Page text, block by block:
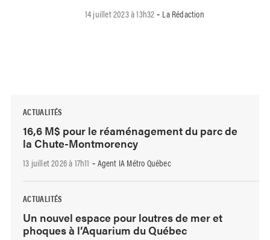
14 juillet 2023 à 13h32 - La Rédaction
ACTUALITÉS
16,6 M$ pour le réaménagement du parc de
la Chute-Montmorency
13 juillet 2026 à 17h11 - Agent IA Métro Québec
ACTUALITÉS
Un nouvel espace pour loutres de mer et
phoques à l’Aquarium du Québec